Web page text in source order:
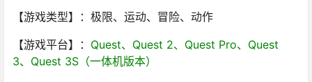
【游戏类型】：极限、运动、冒险、动作
【游戏平台】： Quest、Quest 2、Quest Pro、Quest
3、Quest 3S（一体机版本）